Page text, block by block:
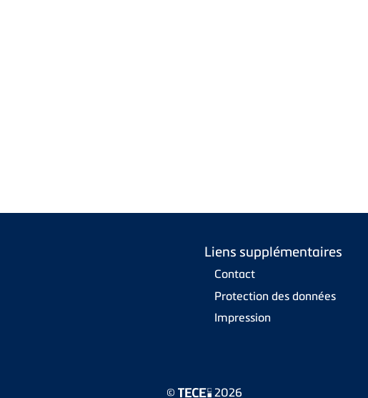
Liens supplémentaires
Contact
Protection des données
Impression
© 2026